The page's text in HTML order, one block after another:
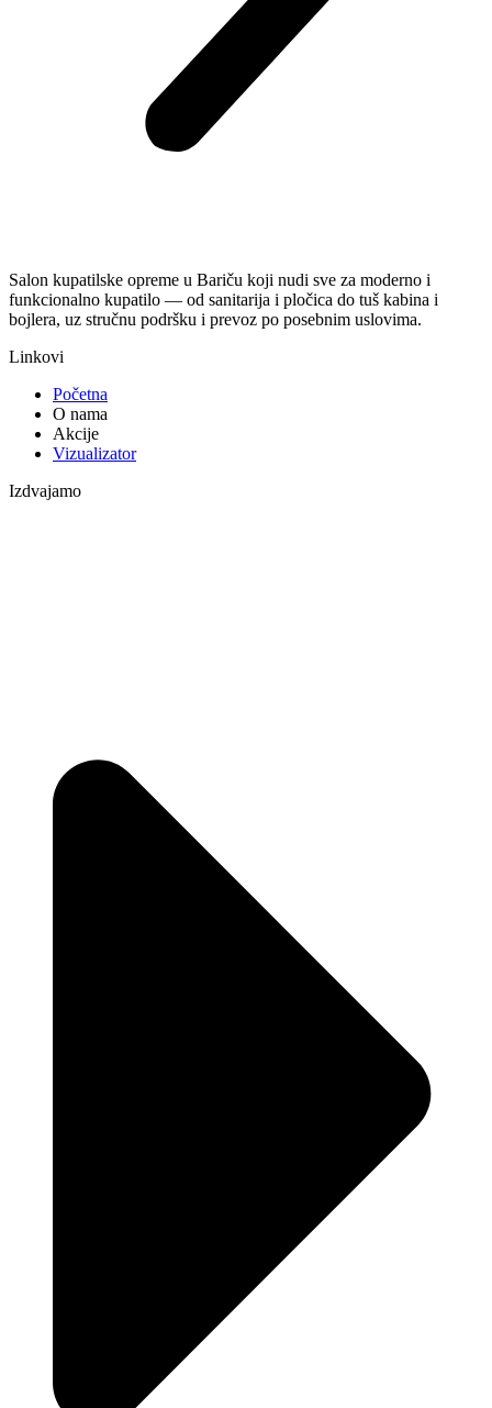
Salon kupatilske opreme u Bariču koji nudi sve za moderno i
funkcionalno kupatilo — od sanitarija i pločica do tuš kabina i
bojlera, uz stručnu podršku i prevoz po posebnim uslovima.
Linkovi
Početna
O nama
Akcije
Vizualizator
Izdvajamo